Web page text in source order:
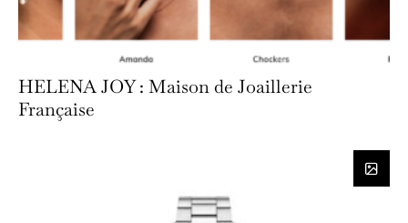
HELENA JOY : Maison de Joaillerie
Française